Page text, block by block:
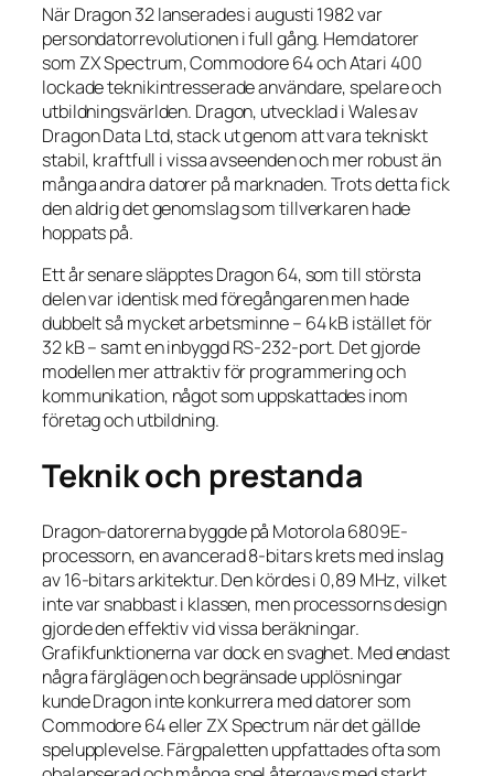
När Dragon 32 lanserades i augusti 1982 var
persondatorrevolutionen i full gång. Hemdatorer
som ZX Spectrum, Commodore 64 och Atari 400
lockade teknikintresserade användare, spelare och
utbildningsvärlden. Dragon, utvecklad i Wales av
Dragon Data Ltd, stack ut genom att vara tekniskt
stabil, kraftfull i vissa avseenden och mer robust än
många andra datorer på marknaden. Trots detta fick
den aldrig det genomslag som tillverkaren hade
hoppats på.
Ett år senare släpptes Dragon 64, som till största
delen var identisk med föregångaren men hade
dubbelt så mycket arbetsminne – 64 kB istället för
32 kB – samt en inbyggd RS-232-port. Det gjorde
modellen mer attraktiv för programmering och
kommunikation, något som uppskattades inom
företag och utbildning.
Teknik och prestanda
Dragon-datorerna byggde på Motorola 6809E-
processorn, en avancerad 8-bitars krets med inslag
av 16-bitars arkitektur. Den kördes i 0,89 MHz, vilket
inte var snabbast i klassen, men processorns design
gjorde den effektiv vid vissa beräkningar.
Grafikfunktionerna var dock en svaghet. Med endast
några färglägen och begränsade upplösningar
kunde Dragon inte konkurrera med datorer som
Commodore 64 eller ZX Spectrum när det gällde
spelupplevelse. Färgpaletten uppfattades ofta som